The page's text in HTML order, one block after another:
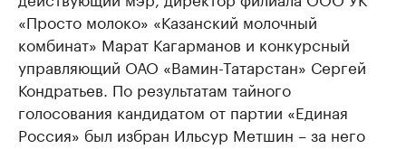
«Просто молоко» «Казанский молочный
комбинат» Марат Кагарманов и конкурсный
управляющий ОАО «Вамин-Татарстан» Сергей
Кондратьев. По результатам тайного
голосования кандидатом от партии «Единая
Россия» был избран Ильсур Метшин – за него